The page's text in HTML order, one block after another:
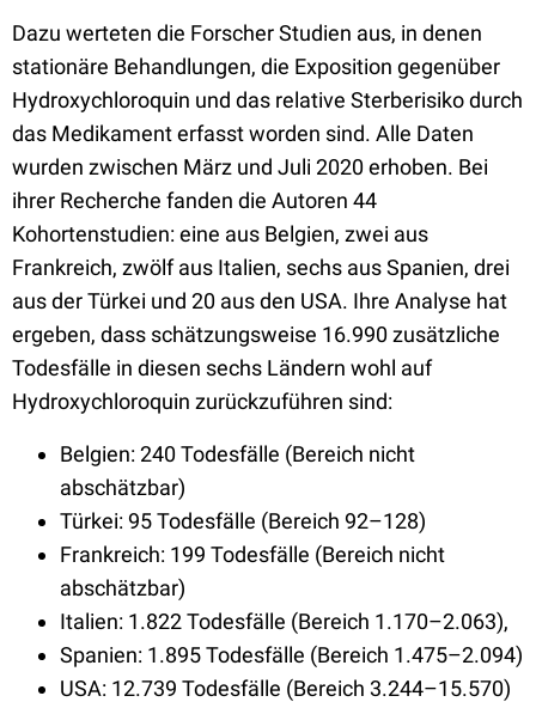
Dazu werteten die Forscher Studien aus, in denen
stationäre Behandlungen, die Exposition gegenüber
Hydroxychloroquin und das relative Sterberisiko durch
das Medikament erfasst worden sind. Alle Daten
wurden zwischen März und Juli 2020 erhoben. Bei
ihrer Recherche fanden die Autoren 44
Kohortenstudien: eine aus Belgien, zwei aus
Frankreich, zwölf aus Italien, sechs aus Spanien, drei
aus der Türkei und 20 aus den USA. Ihre Analyse hat
ergeben, dass schätzungsweise 16.990 zusätzliche
Todesfälle in diesen sechs Ländern wohl auf
Hydroxychloroquin zurückzuführen sind:
Belgien: 240 Todesfälle (Bereich nicht
abschätzbar)
Türkei: 95 Todesfälle (Bereich 92–128)
Frankreich: 199 Todesfälle (Bereich nicht
abschätzbar)
Italien: 1.822 Todesfälle (Bereich 1.170–2.063),
Spanien: 1.895 Todesfälle (Bereich 1.475–2.094)
USA: 12.739 Todesfälle (Bereich 3.244–15.570)